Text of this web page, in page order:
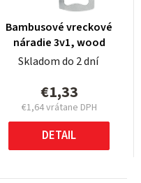
Bambusové vreckové
náradie 3v1, wood
Skladom do 2 dní
€1,33
€1,64 vrátane DPH
Jednotková
cena:
DETAIL